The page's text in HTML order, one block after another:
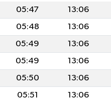
05:47 13:06
05:48 13:06
05:49 13:06
05:49 13:06
05:50 13:06
05:51 13:06